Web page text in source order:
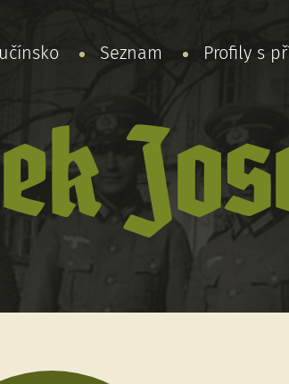
Seznam Profily s